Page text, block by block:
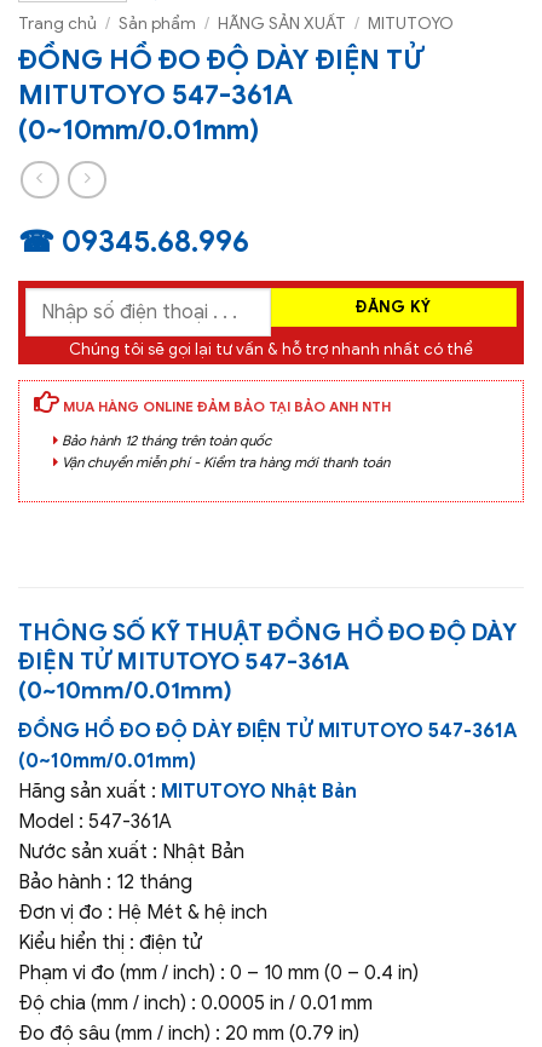
Trang chủ / Sản phẩm / HÃNG SẢN XUẤT / MITUTOYO
ĐỒNG HỒ ĐO ĐỘ DÀY ĐIỆN TỬ
MITUTOYO 547-361A
(0~10mm/0.01mm)
☎ 09345.68.996
Chúng tôi sẽ gọi lại tư vấn & hỗ trợ nhanh nhất có thể
MUA HÀNG ONLINE ĐẢM BẢO TẠI BẢO ANH NTH
Bảo hành 12 tháng trên toàn quốc
Vận chuyển miễn phí - Kiểm tra hàng mới thanh toán
THÔNG SỐ KỸ THUẬT ĐỒNG HỒ ĐO ĐỘ DÀY
ĐIỆN TỬ MITUTOYO 547-361A
(0~10mm/0.01mm)
ĐỒNG HỒ ĐO ĐỘ DÀY ĐIỆN TỬ MITUTOYO 547-361A
(0~10mm/0.01mm)
Hãng sản xuất : MITUTOYO Nhật Bản
Model : 547-361A
Nước sản xuất : Nhật Bản
Bảo hành : 12 tháng
Đơn vị đo : Hệ Mét & hệ inch
Kiểu hiển thị : điện tử
Phạm vi đo (mm / inch) : 0 – 10 mm (0 – 0.4 in)
Độ chia (mm / inch) : 0.0005 in / 0.01 mm
Đo độ sâu (mm / inch) : 20 mm (0.79 in)